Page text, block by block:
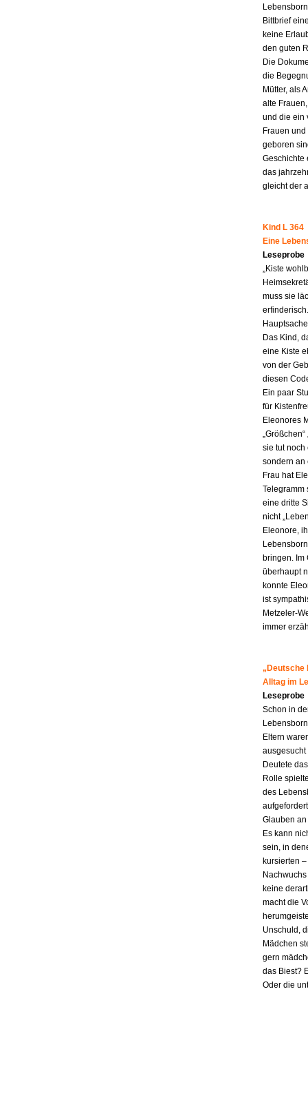
Bittbrief
keine
den guten
Die
die
Mütter, als
alte
und die ein
Frauen
geboren
Geschichte
das
gleicht der
Kind L 364
Eine
Leseprobe
„Kiste
muss sie
Das Kind,
eine Kiste
von der
diesen
Ein paar
für
Eleonores
sie tut noch
sondern an
Frau hat
Telegramm
eine dritte
nicht
Eleonore,
bringen. Im
überhaupt
konnte
ist
Metzeler-
immer
„Deutsche
Alltag im
Leseprobe
Schon in
Eltern
Deutete
Rolle
des
Glauben
Es kann
sein, in
kursierten
keine
macht die
Unschuld,
Mädchen
gern
das Biest?
Oder die